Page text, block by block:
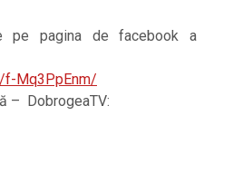
pe pagina de facebook a
f-Mq3PpEnm/
– DobrogeaTV: